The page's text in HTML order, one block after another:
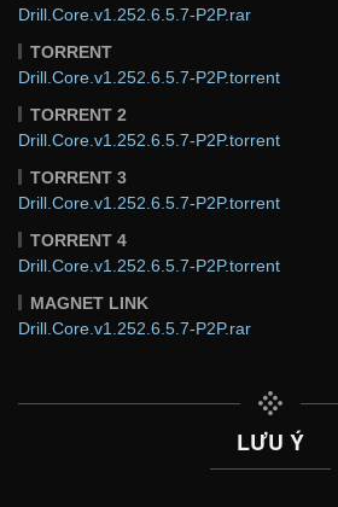
Drill.Core.v1.252.6.5.7-P2P.rar
TORRENT
Drill.Core.v1.252.6.5.7-P2P.torrent
TORRENT 2
Drill.Core.v1.252.6.5.7-P2P.torrent
TORRENT 3
Drill.Core.v1.252.6.5.7-P2P.torrent
TORRENT 4
Drill.Core.v1.252.6.5.7-P2P.torrent
MAGNET LINK
Drill.Core.v1.252.6.5.7-P2P.rar
LƯU Ý